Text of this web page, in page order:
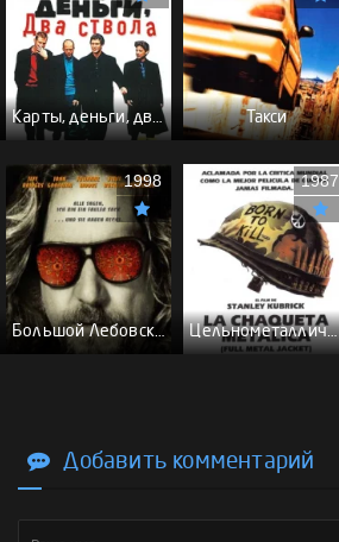
Карты, деньги, два ствола - (Перевод Гоблина) Такси
Большой Лебовски - (Перевод Гоблина)
1998
Цельнометаллическая оболочка - (Перевод Гоблина)
1987
Добавить комментарий